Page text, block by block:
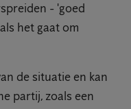
- 'goed
het gaat om
de situatie en kan
partij, zoals een